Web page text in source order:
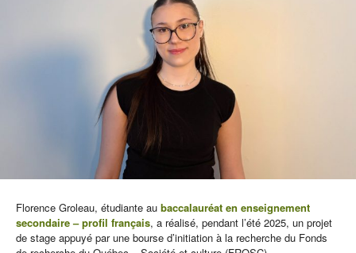
Florence Groleau, étudiante au baccalauréat en enseignement
secondaire – profil français, a réalisé, pendant l’été 2025, un projet
de stage appuyé par une bourse d’initiation à la recherche du Fonds